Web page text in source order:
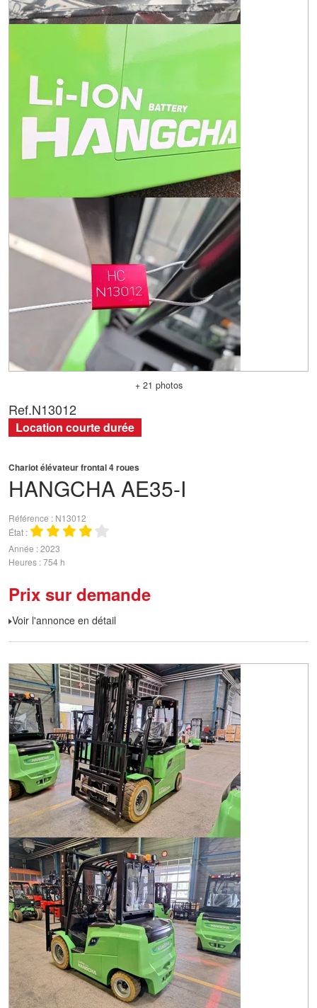
+ 21 photos
HANGCHAAE35-I
Chariot élévateur frontal 4 roues
Référence
N13012
État
Année 2023
Heures 754 h
Prix sur demande
Voir l'annonce en détail
Ref.N13012
Location courte durée